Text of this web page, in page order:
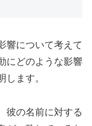
響について考えて
にどのような影響
します。
彼の名前に対する